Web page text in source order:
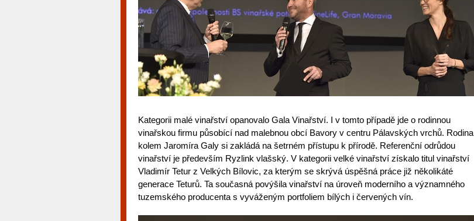
Kategorii malé vinařství opanovalo Gala Vinařství. I v tomto případě jde o rodinnou
vinařskou firmu působící nad malebnou obcí Bavory v centru Pálavských vrchů. Rodina
kolem Jaromíra Galy si zakládá na šetrném přístupu k přírodě. Referenční odrůdou
vinařství je především Ryzlink vlašský. V kategorii velké vinařství získalo titul vinařství
Vladimír Tetur z Velkých Bílovic, za kterým se skrývá úspěšná práce již několikáté
generace Teturů. Ta současná povýšila vinařství na úroveň moderního a významného
tuzemského producenta s vyváženým portfoliem bílých i červených vín.